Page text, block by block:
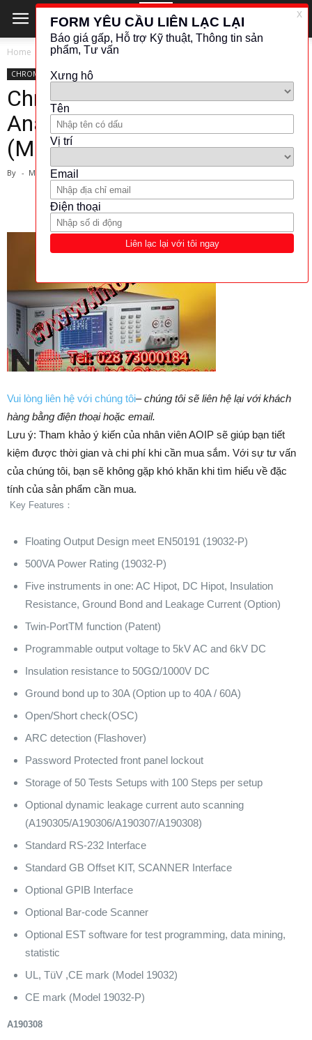
Home CHROMA ATE
CHROMA ATE KHÁC (ĐO LƯỜNG - KIỂM TRA)
Chroma ATE-Electrical Safety
Analyzer
(Model:19032/19032-P)
By - March 1, 2024
Vui lòng liên hệ với chúng tôi–chúng tôi sẽ liên hệ lại với khách
hàng bằng điện thoại hoặc email.
Lưu ý: Tham khảo ý kiến của nhân viên AOIP sẽ giúp bạn tiết
kiệm được thời gian và chi phí khi cần mua sắm. ​​Với sự tư vấn
của chúng tôi, bạn sẽ không gặp khó khăn khi tìm hiểu về đặc
tính của sản phẩm cần mua.
Key Features：
Floating Output Design meet EN50191 (19032-P)
500VA Power Rating (19032-P)
Five instruments in one: AC Hipot, DC Hipot, Insulation
Resistance, Ground Bond and Leakage Current (Option)
Twin-PortTM function (Patent)
Programmable output voltage to 5kV AC and 6kV DC
Insulation resistance to 50GΩ/1000V DC
Ground bond up to 30A (Option up to 40A / 60A)
Open/Short check(OSC)
ARC detection (Flashover)
Password Protected front panel lockout
Storage of 50 Tests Setups with 100 Steps per setup
Optional dynamic leakage current auto scanning
(A190305/A190306/A190307/A190308)
Standard RS-232 Interface
Standard GB Offset KIT, SCANNER Interface
Optional GPIB Interface
Optional Bar-code Scanner
Optional EST software for test programming, data mining,
statistic
UL, TüV ,CE mark (Model 19032)
CE mark (Model 19032-P)
A190308